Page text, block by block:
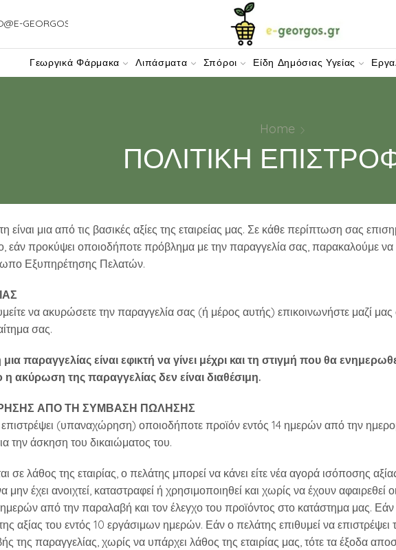
GEORGOS-GR.PREVIEW-DOMAIN.COM
Γεωργικά Φάρμακα Λιπάσματα Σπόροι Είδη Δημόσιας Υγείας
Home
ΠΟΛΙΤΙΚΗ
είναι μια από τις βασικές αξίες της εταιρείας μας. Σε κάθε περίπτωση σας
προκύψει οποιοδήποτε πρόβλημα με την παραγγελία σας, παρακαλούμε να
Εξυπηρέτησης Πελατών.
να ακυρώσετε την παραγγελία σας (ή μέρος αυτής) επικοινωνήστε μαζί
σας.
παραγγελίας είναι εφικτή να γίνει μέχρι και τη στιγμή που θα
η ακύρωση της παραγγελίας δεν είναι διαθέσιμη.
ΑΠΟ ΤΗ ΣΥΜΒΑΣΗ ΠΩΛΗΣΗΣ
(υπαναχώρηση) οποιοδήποτε προϊόν εντός 14 ημερών από την
την άσκηση του δικαιώματος του.
σε λάθος της εταιρίας, ο πελάτης μπορεί να κάνει είτε νέα αγορά ισόποσης
μην έχει ανοιχτεί, καταστραφεί ή χρησιμοποιηθεί και χωρίς να έχουν
από την παραλαβή και τον έλεγχο του προϊόντος στο κατάστημα μας.
της αξίας του εντός 10 εργάσιμων ημερών. Εάν ο πελάτης επιθυμεί να
της παραγγελίας, χωρίς να υπάρχει λάθος της εταιρίας μας, τότε τα έξοδα